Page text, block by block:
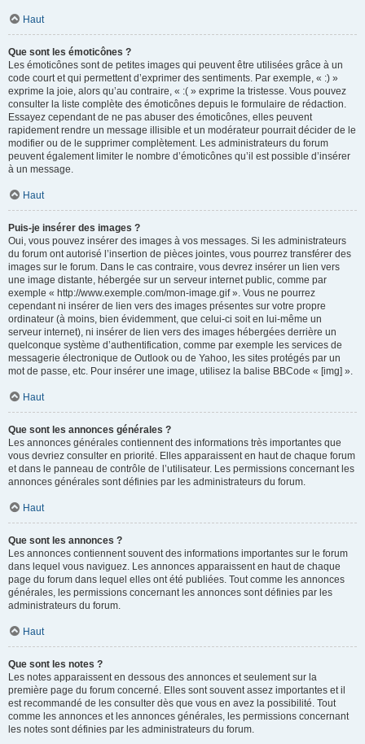
Haut
Que sont les émoticônes ?
Les émoticônes sont de petites images qui peuvent être utilisées grâce à un
code court et qui permettent d’exprimer des sentiments. Par exemple, « :) »
exprime la joie, alors qu’au contraire, « :( » exprime la tristesse. Vous pouvez
consulter la liste complète des émoticônes depuis le formulaire de rédaction.
Essayez cependant de ne pas abuser des émoticônes, elles peuvent
rapidement rendre un message illisible et un modérateur pourrait décider de le
modifier ou de le supprimer complètement. Les administrateurs du forum
peuvent également limiter le nombre d’émoticônes qu’il est possible d’insérer
à un message.
Haut
Puis-je insérer des images ?
Oui, vous pouvez insérer des images à vos messages. Si les administrateurs
du forum ont autorisé l’insertion de pièces jointes, vous pourrez transférer des
images sur le forum. Dans le cas contraire, vous devrez insérer un lien vers
une image distante, hébergée sur un serveur internet public, comme par
exemple « http://www.exemple.com/mon-image.gif ». Vous ne pourrez
cependant ni insérer de lien vers des images présentes sur votre propre
ordinateur (à moins, bien évidemment, que celui-ci soit en lui-même un
serveur internet), ni insérer de lien vers des images hébergées derrière un
quelconque système d’authentification, comme par exemple les services de
messagerie électronique de Outlook ou de Yahoo, les sites protégés par un
mot de passe, etc. Pour insérer une image, utilisez la balise BBCode « [img] ».
Haut
Que sont les annonces générales ?
Les annonces générales contiennent des informations très importantes que
vous devriez consulter en priorité. Elles apparaissent en haut de chaque forum
et dans le panneau de contrôle de l’utilisateur. Les permissions concernant les
annonces générales sont définies par les administrateurs du forum.
Haut
Que sont les annonces ?
Les annonces contiennent souvent des informations importantes sur le forum
dans lequel vous naviguez. Les annonces apparaissent en haut de chaque
page du forum dans lequel elles ont été publiées. Tout comme les annonces
générales, les permissions concernant les annonces sont définies par les
administrateurs du forum.
Haut
Que sont les notes ?
Les notes apparaissent en dessous des annonces et seulement sur la
première page du forum concerné. Elles sont souvent assez importantes et il
est recommandé de les consulter dès que vous en avez la possibilité. Tout
comme les annonces et les annonces générales, les permissions concernant
les notes sont définies par les administrateurs du forum.